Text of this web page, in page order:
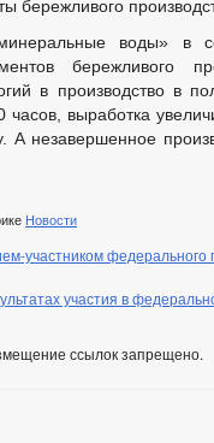
бережливого
воды» в
бережливого
в производство в
часов, выработка
А незавершенное
Новости
участником
участия в
ссылок запрещено.